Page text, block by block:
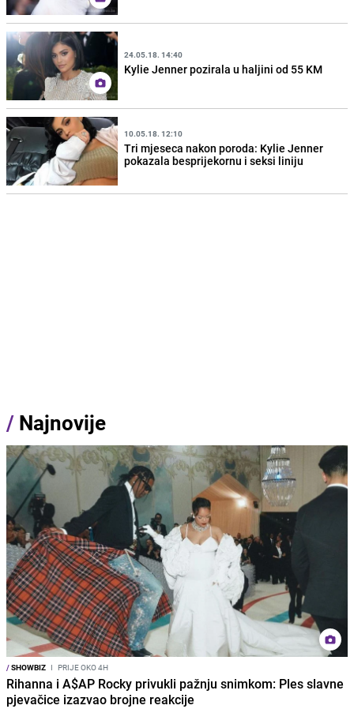
24.05.18. 14:40
Kylie Jenner pozirala u haljini od 55 KM
10.05.18. 12:10
Tri mjeseca nakon poroda: Kylie Jenner
pokazala besprijekornu i seksi liniju
/ Najnovije
/SHOWBIZ I PRIJE OKO 4H
Rihanna i A$AP Rocky privukli pažnju snimkom: Ples slavne
pjevačice izazvao brojne reakcije